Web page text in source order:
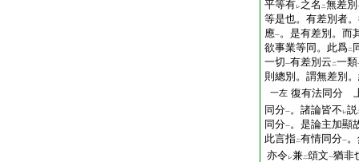
平等有レ之名 二無差別
等是也。有差別者
應一。是有差別。而
欲事業等同。此爲二
一切一有差別云 二一類
則總別。謂無差別
一左 復有法同分
同分一。諸論皆不 レ説
同分一。是論主加顯
此言指二有情同分一
亦令レ兼二頌文一猶非